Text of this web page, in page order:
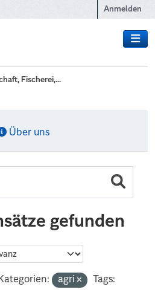
Anmelden
Fischerei,...
Über uns
gefunden
agri
Tags: